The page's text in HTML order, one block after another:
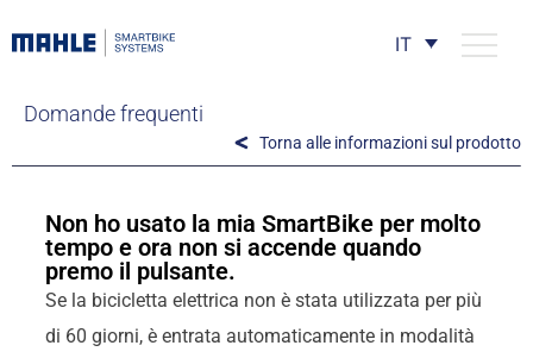
IT
Domande frequenti
Torna alle informazioni sul prodotto
Non ho usato la mia SmartBike per molto
tempo e ora non si accende quando
premo il pulsante.
Se la bicicletta elettrica non è stata utilizzata per più
di 60 giorni, è entrata automaticamente in modalità